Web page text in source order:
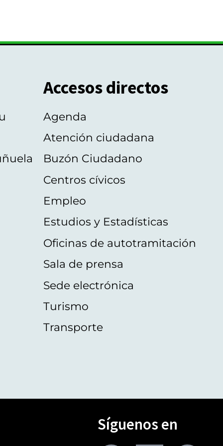
Accesos directos
Agenda
Atención ciudadana
Buzón Ciudadano
Centros cívicos
Empleo
Estudios y Estadísticas
Oficinas de autotramitación
Sala de prensa
Sede electrónica
Turismo
Transporte
Síguenos en